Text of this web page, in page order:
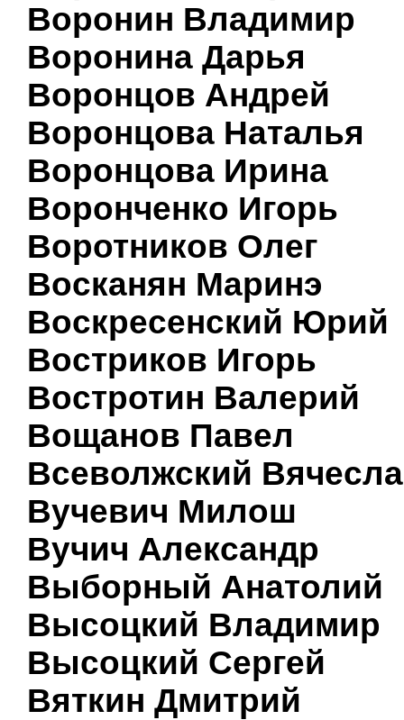
Воронин Владимир
Воронина Дарья
Воронцов Андрей
Воронцова Наталья
Воронцова Ирина
Воронченко Игорь
Воротников Олег
Восканян Маринэ
Воскресенский Юрий
Востриков Игорь
Востротин Валерий
Вощанов Павел
Всеволжский
Вучевич Милош
Вучич Александр
Выборный Анатолий
Высоцкий Владимир
Высоцкий Сергей
Вяткин Дмитрий